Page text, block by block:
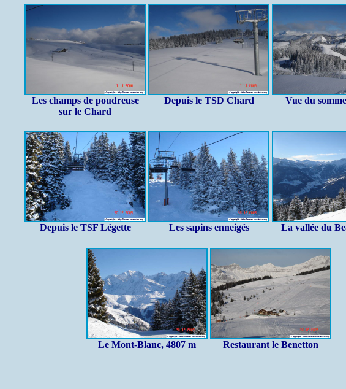
Les champs de poudreuse
sur le Chard
Depuis le TSD Chard Vue du
Depuis le TSF Légette Les sapins enneigés La vallée du
Le Mont-Blanc, 4807 m Restaurant le Benetton